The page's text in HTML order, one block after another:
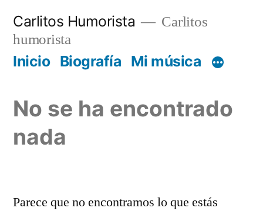
contenido
Carlitos Humorista
Carlitos
humorista
Inicio Biografía Mi música
No se ha encontrado
nada
Parece que no encontramos lo que estás